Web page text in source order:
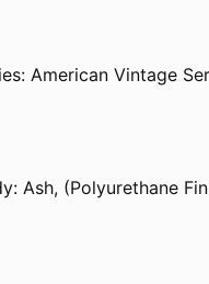
American Vintage
Ash, (Polyurethane